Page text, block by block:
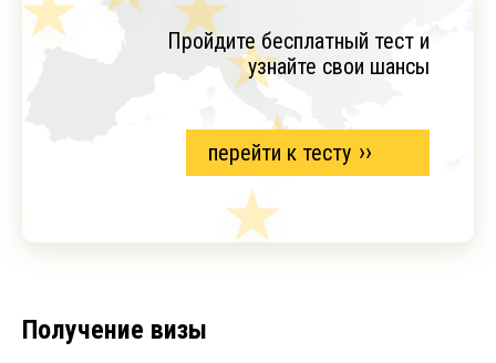
Пройдите бесплатный тест и
узнайте свои шансы
перейти к тесту
Получение визы